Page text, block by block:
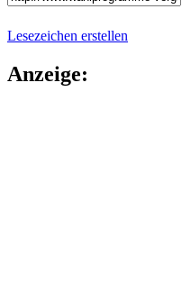
Lesezeichen erstellen
Anzeige: